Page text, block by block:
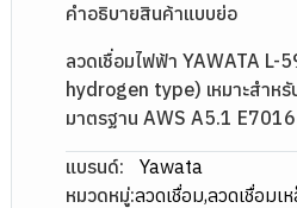
คำอธิบายสินค้าแบบย่อ
ลวดเชื่อมไฟฟ้า YAWATA L-
hydrogen type) เหมาะสำห
มาตรฐาน AWS A5.1 E7016
แบรนด์:
Yawata
หมวดหมู่:ลวดเชื่อม,ลวดเชื่อมเ